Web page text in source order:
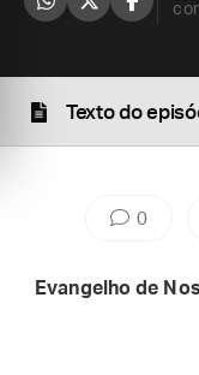
Texto do
0
Evangelho de